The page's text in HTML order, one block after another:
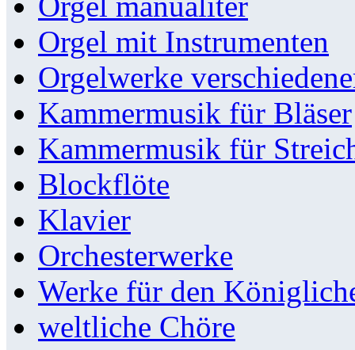
Orgel mit Instrumenten
Orgelwerke
Kammermusik für Bläser
Kammermusik für
Blockflöte
Klavier
Orchesterwerke
Werke für den
weltliche Chöre